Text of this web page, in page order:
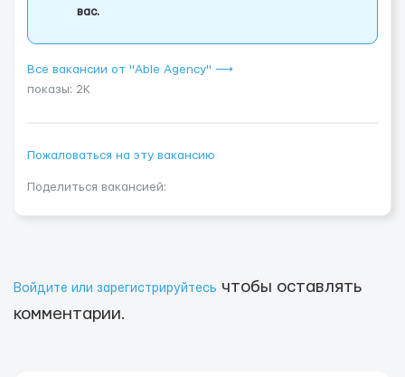
вас.
Все вакансии от "Able Agency" ⟶
показы: 2K
Пожаловаться на эту вакансию
Поделиться вакансией:
Войдите или зарегистрируйтесь чтобы оставлять
комментарии.